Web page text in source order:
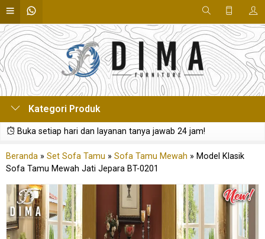
Kategori Produk
Buka setiap hari dan layanan tanya jawab 24 jam!
Beranda » Set Sofa Tamu » Sofa Tamu Mewah » Model Klasik
Sofa Tamu Mewah Jati Jepara BT-0201